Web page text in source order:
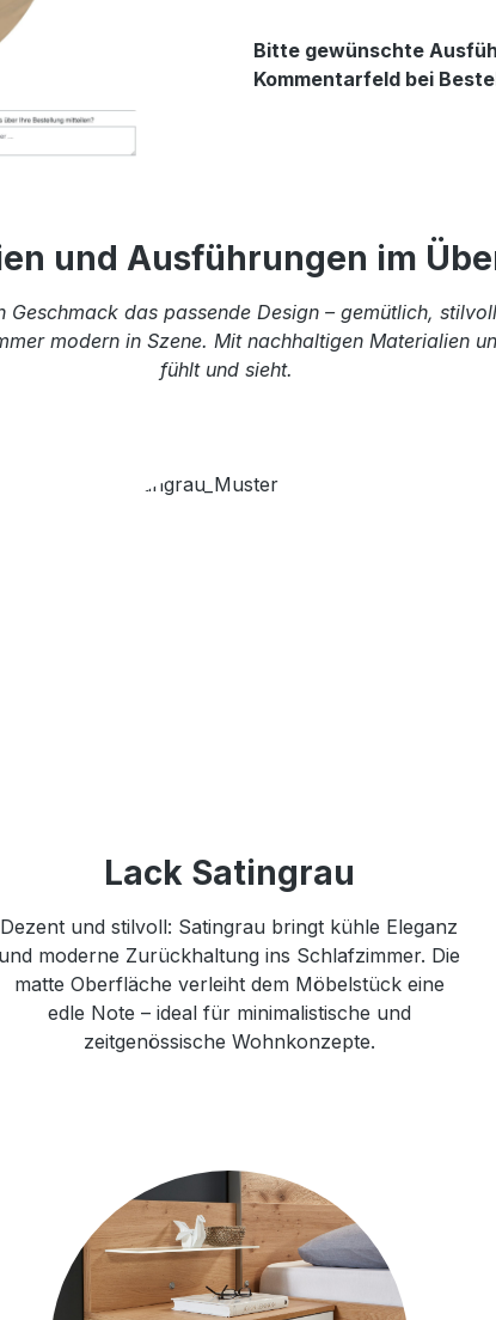
Bitte gewünschte
Kommentarfeld bei
und Ausführungen im
das passende Design – gemütlich,
modern in Szene. Mit nachhaltigen Materialien
fühlt und sieht.
Lack Satingrau
Dezent und stilvoll: Satingrau bringt kühle Eleganz
und moderne Zurückhaltung ins Schlafzimmer. Die
matte Oberfläche verleiht dem Möbelstück eine
edle Note – ideal für minimalistische und
zeitgenössische Wohnkonzepte.